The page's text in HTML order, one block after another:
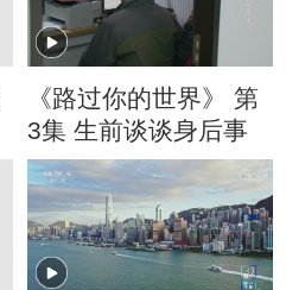
《路过你的世界》 第
3集 生前谈谈身后事